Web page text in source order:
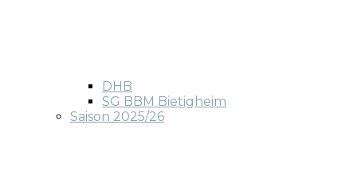
DHB
SG BBM Bietigheim
Saison 2025/26